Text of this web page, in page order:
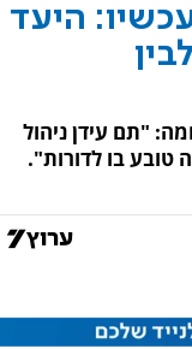
היעד
"תם עידן ניהול
טובע בו לדורות".